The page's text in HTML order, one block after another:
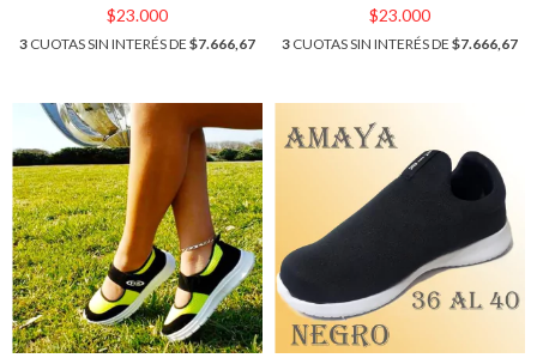
$23.000
3 CUOTAS SIN INTERÉS DE $7.666,67
$23.000
3 CUOTAS SIN INTERÉS DE $7.666,67